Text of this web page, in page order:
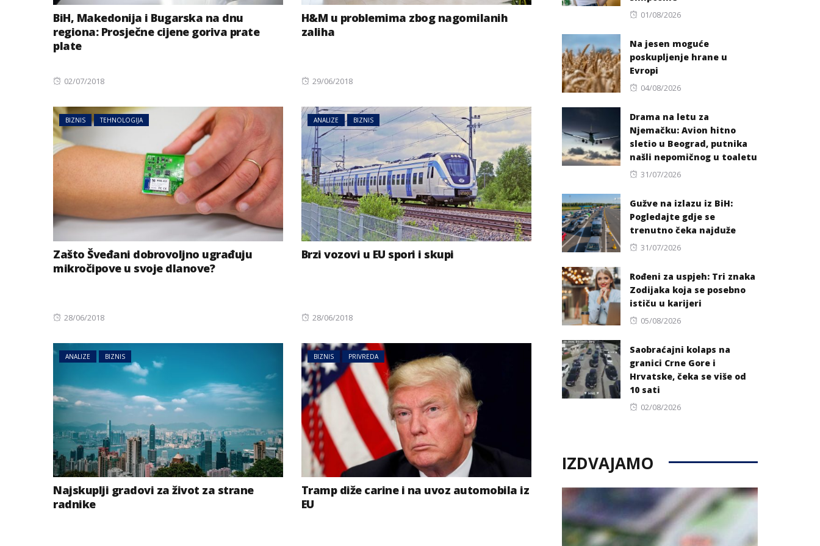
BiH, Makedonija i Bugarska na dnu
regiona: Prosječne cijene goriva prate
plate
Posted
02/07/2018
H&M u problemima zbog nagomilanih
zaliha
Posted
29/06/2018
BIZNIS TEHNOLOGIJA
Zašto Šveđani dobrovoljno ugrađuju
mikročipove u svoje dlanove?
Posted
28/06/2018
ANALIZE BIZNIS
Brzi vozovi u EU spori i skupi
Posted
28/06/2018
ANALIZE BIZNIS
Najskuplji gradovi za život za strane
radnike
BIZNIS PRIVREDA
Tramp diže carine i na uvoz automobila iz
EU
Posted
01/08/2026
Na jesen moguće
poskupljenje hrane u
Evropi
Posted
04/08/2026
Drama na letu za
Njemačku: Avion hitno
sletio u Beograd, putnika
našli nepomičnog u toaletu
Posted
31/07/2026
Gužve na izlazu iz BiH:
Pogledajte gdje se
trenutno čeka najduže
Posted
31/07/2026
Rođeni za uspjeh: Tri znaka
Zodijaka koja se posebno
ističu u karijeri
Posted
05/08/2026
Saobraćajni kolaps na
granici Crne Gore i
Hrvatske, čeka se više od
10 sati
Posted
02/08/2026
IZDVAJAMO